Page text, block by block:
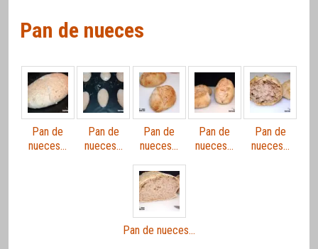
Pan de nueces
Pan de
nueces…
Pan de
nueces…
Pan de
nueces…
Pan de
nueces…
Pan de
nueces…
Pan de nueces…